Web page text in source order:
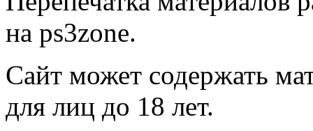
на ps3zone.
Сайт может содержать
для лиц до 18 лет.